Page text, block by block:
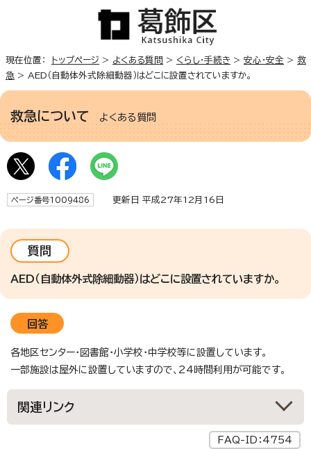
現在位置： トップページ > よくある質問 > くらし・手続き > 安心・安全 > 救
急 > AED（自動体外式除細動器）はどこに設置されていますか。
救急について よくある質問
ページ番号1009486 更新日 平成27年12月16日
質問
AED（自動体外式除細動器）はどこに設置されていますか。
回答
各地区センター・図書館・小学校・中学校等に設置しています。
一部施設は屋外に設置していますので、24時間利用が可能です。
関連リンク
FAQ-ID：4754